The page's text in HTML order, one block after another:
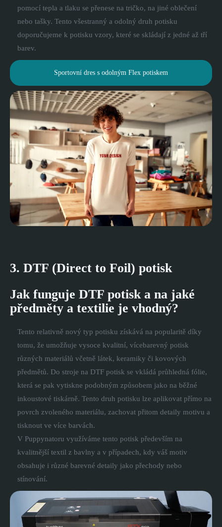
pomocí tepla a tlaku se přenese na tričko, na jiné oblečení
nebo tašky. Tento všestranný a odolný druh potisku
doporučujeme k potisku vzory, které se skládají z jedné až tří
barev.
Sportovní dres s odolným Flex potiskem
3. DTF (Direct to Foil) potisk
Jak funguje DTF potisk a na jaké
předměty a textilie je vhodný?
Tento relativně nový typ potisku získává na popularitě díky
tomu, že umožňuje vysoce kvalitní, vícebarevný potisk
různých materiálů včetně látek, keramiky či kovových
předmětů. Do stroje na DTF potisk se vkládá průhledná fólie,
která se pak vytiskne podobným způsobem jako na běžné
inkoustové tiskárně. Tento druh potisku lze aplikovat přímo na
povrch zvoleného materiálu, zachovat přitom detaily motivu a
tisknout ve více barvách.
V Puppynatoru využíváme tento potisk především na
kvalitnější textil z bavlny a v případech, kdy váš motiv
obsahuje i různé barevné detaily jako přechody nebo
stínování.